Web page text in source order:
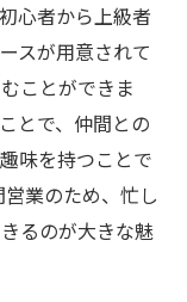
心者から上級者
スが用意されて
ことができま
とで、仲間との
味を持つことで
営業のため、忙し
るのが大きな魅